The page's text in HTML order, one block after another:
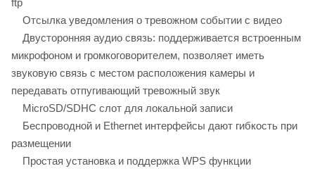
ftp
Отсылка уведомления о тревожном событии с видео
Двусторонняя аудио связь: поддерживается встроенным
микрофоном и громкоговорителем, позволяет иметь
звуковую связь с местом расположения камеры и
передавать отпугивающий тревожный звук
MicroSD/SDHC слот для локальной записи
Беспроводной и Ethernet интерфейсы дают гибкость при
размещении
Простая установка и поддержка WPS функции